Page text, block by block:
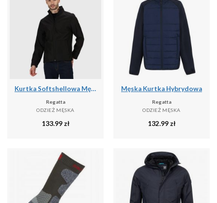
Kurtka Softshellowa Męska Lekka
Regatta
ODZIEŻ MĘSKA
133.99 zł
Męska Kurtka Hybrydowa
Regatta
ODZIEŻ MĘSKA
132.99 zł